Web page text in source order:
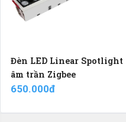
Đèn LED Linear Spotlight
âm trần Zigbee
650.000đ